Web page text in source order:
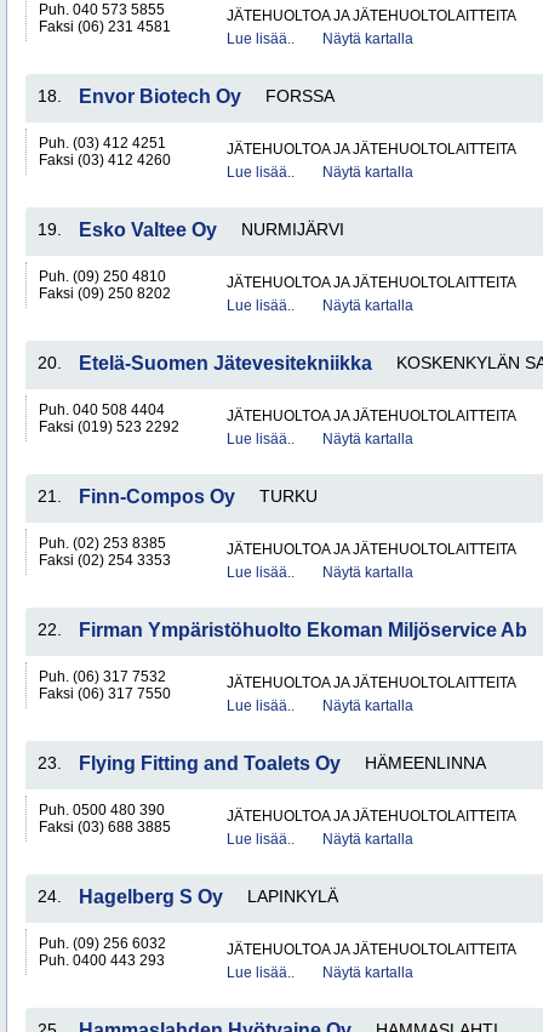
Puh. 040 573 5855
Faksi (06) 231 4581
JÄTEHUOLTOA JA JÄTEHUOLTOLAITTEITA
Lue lisää..
Näytä kartalla
18. Envor Biotech Oy FORSSA
Puh. (03) 412 4251
Faksi (03) 412 4260
JÄTEHUOLTOA JA JÄTEHUOLTOLAITTEITA
Lue lisää..
Näytä kartalla
19. Esko Valtee Oy NURMIJÄRVI
Puh. (09) 250 4810
Faksi (09) 250 8202
JÄTEHUOLTOA JA JÄTEHUOLTOLAITTEITA
Lue lisää..
Näytä kartalla
20. Etelä-Suomen Jätevesitekniikka KOSKENKYLÄN
Puh. 040 508 4404
Faksi (019) 523 2292
JÄTEHUOLTOA JA JÄTEHUOLTOLAITTEITA
Lue lisää..
Näytä kartalla
21. Finn-Compos Oy TURKU
Puh. (02) 253 8385
Faksi (02) 254 3353
JÄTEHUOLTOA JA JÄTEHUOLTOLAITTEITA
Lue lisää..
Näytä kartalla
22. Firman Ympäristöhuolto Ekoman Miljöservice Ab
Puh. (06) 317 7532
Faksi (06) 317 7550
JÄTEHUOLTOA JA JÄTEHUOLTOLAITTEITA
Lue lisää..
Näytä kartalla
23. Flying Fitting and Toalets Oy HÄMEENLINNA
Puh. 0500 480 390
Faksi (03) 688 3885
JÄTEHUOLTOA JA JÄTEHUOLTOLAITTEITA
Lue lisää..
Näytä kartalla
24. Hagelberg S Oy LAPINKYLÄ
Puh. (09) 256 6032
Puh. 0400 443 293
JÄTEHUOLTOA JA JÄTEHUOLTOLAITTEITA
Lue lisää..
Näytä kartalla